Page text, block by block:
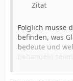
Zitat
Folglich müsse
befinden, was
bedeute und